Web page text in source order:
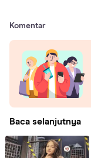
Komentar
Baca selanjutnya